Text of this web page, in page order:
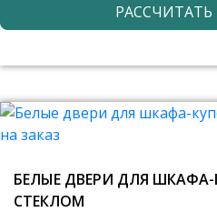
БЕЛЫЕ ДВЕРИ ДЛЯ
СТЕКЛОМ